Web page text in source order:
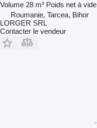
Volume 28 m³ Poids net à vide
Roumanie, Tarcea, Bihor
LORGER SRL
Contacter le vendeur